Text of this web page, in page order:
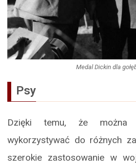
Medal Dickin dla
Psy
Dzięki temu, że
wykorzystywać do różnych
szerokie zastosowanie w